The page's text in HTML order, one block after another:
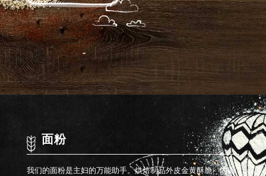
面粉
我们的面粉是主妇的万能助手。烘焙制品外皮金黄酥脆、内瓤